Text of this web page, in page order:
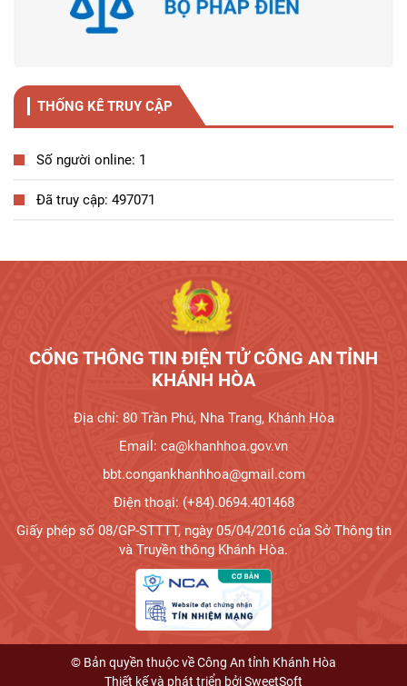
THỐNG KÊ TRUY CẬP
Số người online: 1
Đã truy cập: 497071
CỔNG THÔNG TIN ĐIỆN TỬ CÔNG AN TỈNH
KHÁNH HÒA
Địa chỉ: 80 Trần Phú, Nha Trang, Khánh Hòa
Email: ca@khanhhoa.gov.vn
bbt.congankhanhhoa@gmail.com
Điện thoại: (+84).0694.401468
Giấy phép số 08/GP-STTTT, ngày 05/04/2016 của Sở Thông tin
và Truyền thông Khánh Hòa.
© Bản quyền thuộc về Công An tỉnh Khánh Hòa
Thiết kế và phát triển bởiSweetSoft